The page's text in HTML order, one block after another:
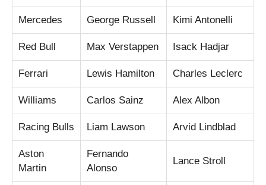
Mercedes George Russell Kimi Antonelli
Red Bull Max Verstappen Isack Hadjar
Ferrari Lewis Hamilton Charles Leclerc
Williams Carlos Sainz Alex Albon
Racing Bulls Liam Lawson Arvid Lindblad
Aston
Martin
Fernando
Alonso
Lance Stroll